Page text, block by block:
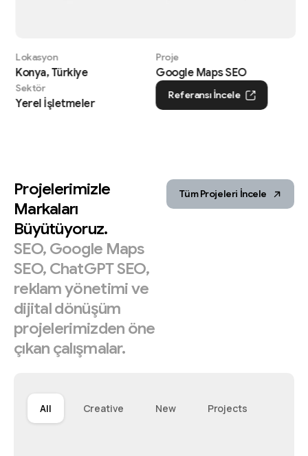
Lokasyon
Konya, Türkiye
Proje
Google Maps SEO
Sektör
Yerel İşletmeler
Referansı İncele
Projelerimizle
Markaları
Büyütüyoruz.
SEO, Google Maps
SEO, ChatGPTSEO,
reklamyönetimive
dijitaldönüşüm
projelerimizden öne
çıkan çalışmalar.
Tüm Projeleri İncele
All Creative New Projects